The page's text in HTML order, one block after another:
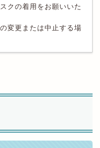
クの着用をお願いいた
変更または中止する場